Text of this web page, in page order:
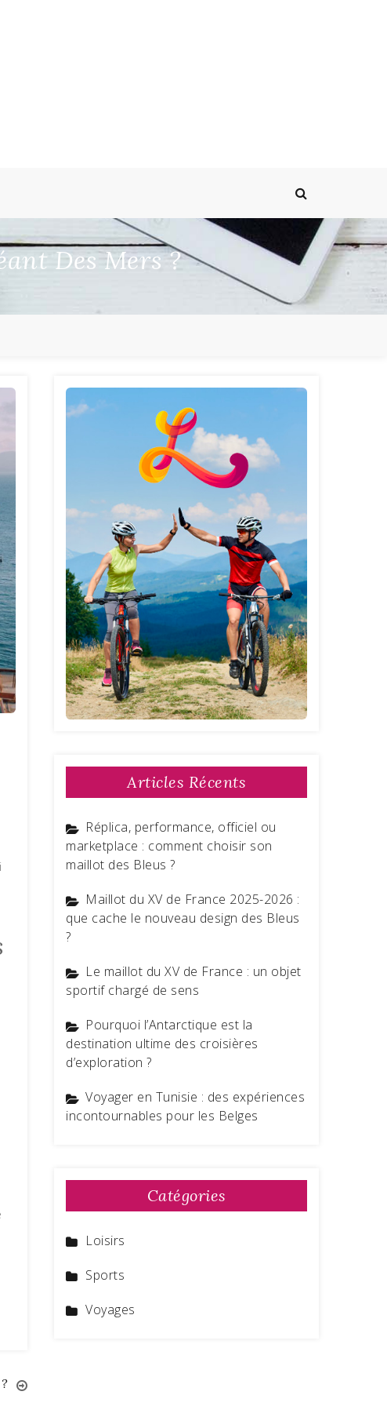
Des Mers ?
Articles Récents
Réplica, performance, officiel ou
marketplace : comment choisir son
maillot des Bleus ?
Maillot du XV de France 2025-2026 :
que cache le nouveau design des Bleus
?
Le maillot du XV de France : un objet
sportif chargé de sens
Pourquoi l’Antarctique est la
destination ultime des croisières
d’exploration ?
Voyager en Tunisie : des expériences
incontournables pour les Belges
Catégories
Loisirs
Sports
Voyages